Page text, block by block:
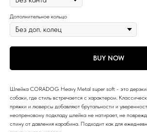
Дополнительное кольцо
BUY NOW
Шлейка CORADOG Heavy Metal super soft - это
собаки, где стиль встречается с характером.
пряжки и люверсы добавляют брутальности и
неопреновому подкладу шлейка не натирает, не
спину от давления карабина. Подходит как для